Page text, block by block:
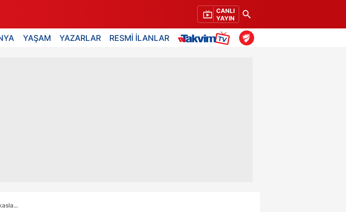
CANLI
YAYIN
YAŞAM YAZARLAR RESMİ İLANLAR